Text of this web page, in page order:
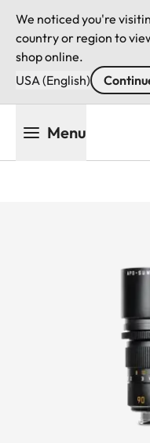
We noticed you're
country or region to
shop online.
USA (English)
Menu